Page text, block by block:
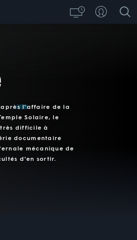
après l'affaire de la
Solaire, le
difficile à
documentaire
mécanique de
d'en sortir.